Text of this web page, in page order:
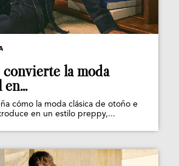
convierte la moda
cómo la moda clásica de otoño e
en un estilo preppy,...